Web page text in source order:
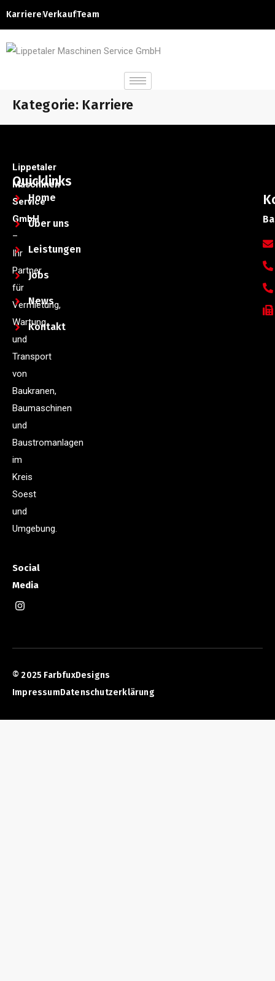
KarriereVerkaufTeam
Kategorie: Karriere
Lippetaler
Maschinen
Service
GmbH
–
Ihr
Partner
für
Vermietung,
Wartung
und
Transport
von
Baukranen,
Baumaschinen
und
Baustromanlagen
im
Kreis
Soest
und
Umgebung.
Social
Media
Quicklinks
Home
Über uns
Leistungen
Jobs
News
Kontakt
© 2025 FarbfuxDesigns
ImpressumDatenschutzerklärung